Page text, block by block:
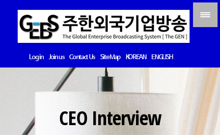
Log in Join us Contact Us Site Map KOREAN ENGLISH
CEO Interview